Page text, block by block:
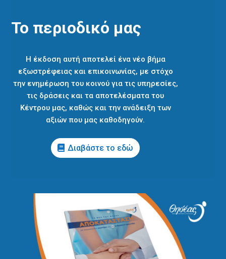
Το περιοδικό μας
Η έκδοση αυτή αποτελεί ένα νέο βήμα
εξωστρέφειας και επικοινωνίας, με στόχο
την ενημέρωση του κοινού για τις υπηρεσίες,
τις δράσεις και τα αποτελέσματα του
Κέντρου μας, καθώς και την ανάδειξη των
αξιών που μας καθοδηγούν.
Διαβάστε το εδώ